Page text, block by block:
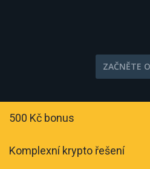
ZAČNĚTE
500 Kč bonus
Komplexní krypto řešení